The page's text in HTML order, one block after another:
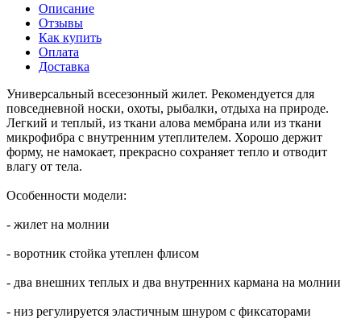
Описание
Отзывы
Как купить
Оплата
Доставка
Универсальный всесезонный жилет. Рекомендуется для
повседневной носки, охоты, рыбалки, отдыха на природе.
Легкий и теплый, из ткани алова мембрана или из ткани
микрофибра с внутренним утеплителем. Хорошо держит
форму, не намокает, прекрасно сохраняет тепло и отводит
влагу от тела.
Особенности модели:
- жилет на молнии
- воротник стойка утеплен флисом
- два внешних теплых и два внутренних кармана на молнии
- низ регулируется эластичным шнуром с фиксаторами